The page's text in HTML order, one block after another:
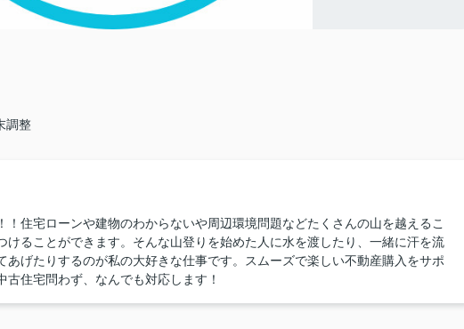
調整
！住宅ローンや建物のわからないや周辺環境問題などたくさんの山を越えるこ
けることができます。そんな山登りを始めた人に水を渡したり、一緒に汗を流
あげたりするのが私の大好きな仕事です。スムーズで楽しい不動産購入をサポ
古住宅問わず、なんでも対応します！